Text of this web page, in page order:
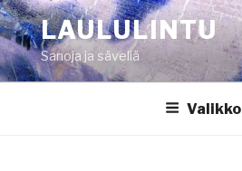
Siirry
sisältöönLAULULINTU
Sanoja ja säveliä
Valikko